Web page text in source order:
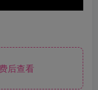
后查看